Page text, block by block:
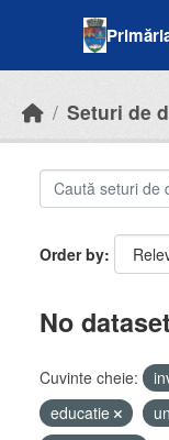
Seturi de
Order by
No
Cuvinte cheie:
educatie